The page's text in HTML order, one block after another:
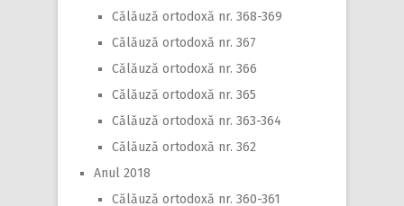
Călăuză ortodoxă nr. 368-369
Călăuză ortodoxă nr. 367
Călăuză ortodoxă nr. 366
Călăuză ortodoxă nr. 365
Călăuză ortodoxă nr. 363-364
Călăuză ortodoxă nr. 362
Anul 2018
Călăuză ortodoxă nr. 360-361